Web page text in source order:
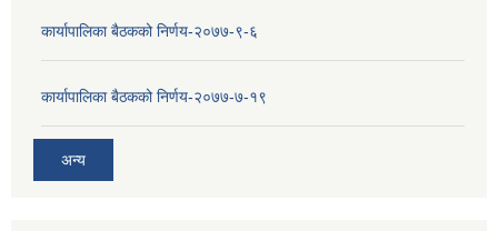
कार्यापालिका बैठकको निर्णय-२०७७-९-६
कार्यापालिका बैठकको निर्णय-२०७७-७-१९
अन्य